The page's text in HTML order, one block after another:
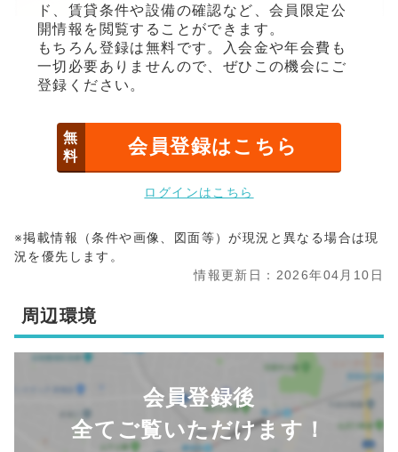
ド、賃貸条件や設備の確認など、会員限定公
開情報を閲覧することができます。
もちろん登録は無料です。入会金や年会費も
一切必要ありませんので、ぜひこの機会にご
登録ください。
無
料
会員登録はこちら
ログインはこちら
※掲載情報（条件や画像、図面等）が現況と異なる場合は現
況を優先します。
情報更新日：2026年04月10日
周辺環境
会員登録後
全てご覧いただけます！